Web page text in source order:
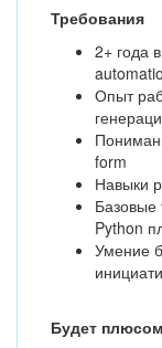
Требования
2+ года
Опыт
form
Навыки
Базовые
Python
Умение
Будет плюсом